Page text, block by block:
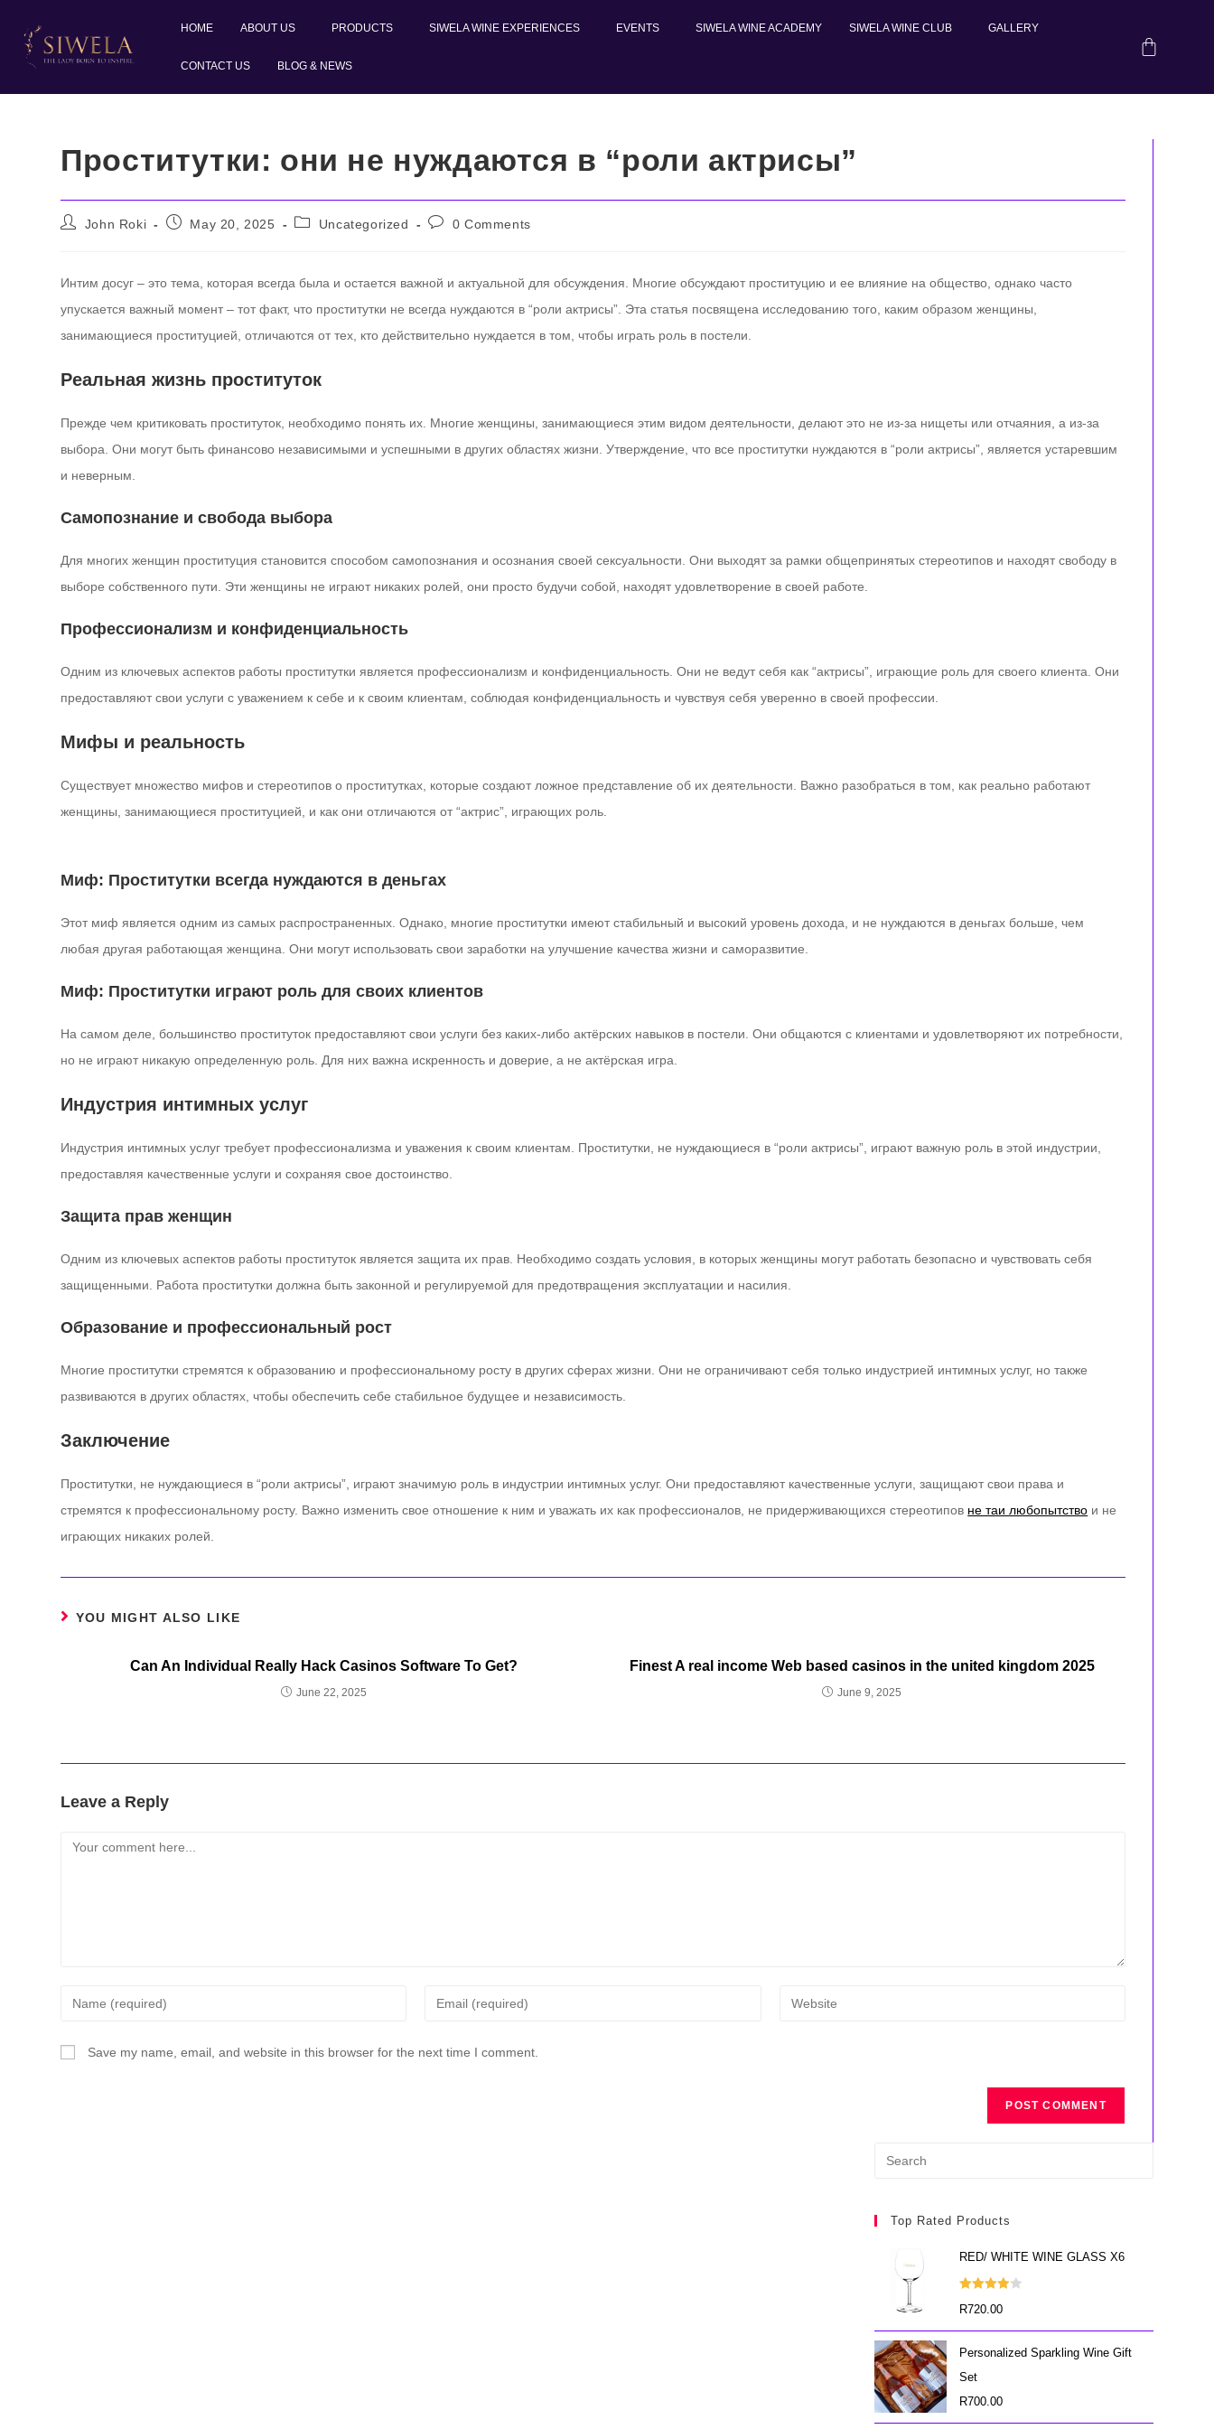
HOME ABOUT US PRODUCTS SIWELA WINE EXPERIENCES EVENTS SIWELA WINE ACADEMY SIWELA WINE CLUB GALLERY
CONTACT US BLOG & NEWS
Проститутки: они не нуждаются в “роли актрисы”
John Roki May 20, 2025 Uncategorized 0 Comments
Интим досуг – это тема, которая всегда была и остается важной и актуальной для обсуждения. Многие обсуждают проституцию и ее влияние на общество, однако часто
упускается важный момент – тот факт, что проститутки не всегда нуждаются в “роли актрисы”. Эта статья посвящена исследованию того, каким образом женщины,
занимающиеся проституцией, отличаются от тех, кто действительно нуждается в том, чтобы играть роль в постели.
Реальная жизнь проституток
Прежде чем критиковать проституток, необходимо понять их. Многие женщины, занимающиеся этим видом деятельности, делают это не из-за нищеты или отчаяния, а из-за
выбора. Они могут быть финансово независимыми и успешными в других областях жизни. Утверждение, что все проститутки нуждаются в “роли актрисы”, является устаревшим
и неверным.
Самопознание и свобода выбора
Для многих женщин проституция становится способом самопознания и осознания своей сексуальности. Они выходят за рамки общепринятых стереотипов и находят свободу в
выборе собственного пути. Эти женщины не играют никаких ролей, они просто будучи собой, находят удовлетворение в своей работе.
Профессионализм и конфиденциальность
Одним из ключевых аспектов работы проститутки является профессионализм и конфиденциальность. Они не ведут себя как “актрисы”, играющие роль для своего клиента. Они
предоставляют свои услуги с уважением к себе и к своим клиентам, соблюдая конфиденциальность и чувствуя себя уверенно в своей профессии.
Мифы и реальность
Существует множество мифов и стереотипов о проститутках, которые создают ложное представление об их деятельности. Важно разобраться в том, как реально работают
женщины, занимающиеся проституцией, и как они отличаются от “актрис”, играющих роль.
Миф: Проститутки всегда нуждаются в деньгах
Этот миф является одним из самых распространенных. Однако, многие проститутки имеют стабильный и высокий уровень дохода, и не нуждаются в деньгах больше, чем
любая другая работающая женщина. Они могут использовать свои заработки на улучшение качества жизни и саморазвитие.
Миф: Проститутки играют роль для своих клиентов
На самом деле, большинство проституток предоставляют свои услуги без каких-либо актёрских навыков в постели. Они общаются с клиентами и удовлетворяют их потребности,
но не играют никакую определенную роль. Для них важна искренность и доверие, а не актёрская игра.
Индустрия интимных услуг
Индустрия интимных услуг требует профессионализма и уважения к своим клиентам. Проститутки, не нуждающиеся в “роли актрисы”, играют важную роль в этой индустрии,
предоставляя качественные услуги и сохраняя свое достоинство.
Защита прав женщин
Одним из ключевых аспектов работы проституток является защита их прав. Необходимо создать условия, в которых женщины могут работать безопасно и чувствовать себя
защищенными. Работа проститутки должна быть законной и регулируемой для предотвращения эксплуатации и насилия.
Образование и профессиональный рост
Многие проститутки стремятся к образованию и профессиональному росту в других сферах жизни. Они не ограничивают себя только индустрией интимных услуг, но также
развиваются в других областях, чтобы обеспечить себе стабильное будущее и независимость.
Заключение
Проститутки, не нуждающиеся в “роли актрисы”, играют значимую роль в индустрии интимных услуг. Они предоставляют качественные услуги, защищают свои права и
стремятся к профессиональному росту. Важно изменить свое отношение к ним и уважать их как профессионалов, не придерживающихся стереотипов не таи любопытство и не
играющих никаких ролей.
YOU MIGHT ALSO LIKE
Can An Individual Really Hack Casinos Software To Get?
June 22, 2025
Finest A real income Web based casinos in the united kingdom 2025
June 9, 2025
Leave a Reply
Save my name, email, and website in this browser for the next time I comment.
Top Rated Products
RED/ WHITE WINE GLASS X6
R720.00
Personalized Sparkling Wine Gift
Set
R700.00